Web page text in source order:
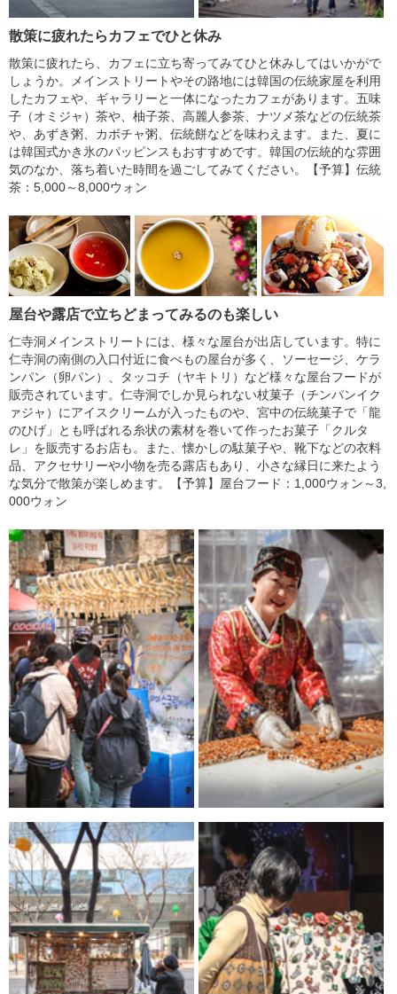
散策に疲れたらカフェでひと休み
散策に疲れたら、カフェに立ち寄ってみてひと休みしてはいかがで
しょうか。メインストリートやその路地には韓国の伝統家屋を利用
したカフェや、ギャラリーと一体になったカフェがあります。五味
子（オミジャ）茶や、柚子茶、高麗人参茶、ナツメ茶などの伝統茶
や、あずき粥、カボチャ粥、伝統餅などを味わえます。また、夏に
は韓国式かき氷のパッピンスもおすすめです。韓国の伝統的な雰囲
気のなか、落ち着いた時間を過ごしてみてください。【予算】伝統
茶：5,000～8,000ウォン
屋台や露店で立ちどまってみるのも楽しい
仁寺洞メインストリートには、様々な屋台が出店しています。特に
仁寺洞の南側の入口付近に食べもの屋台が多く、ソーセージ、ケラ
ンパン（卵パン）、タッコチ（ヤキトリ）など様々な屋台フードが
販売されています。仁寺洞でしか見られない杖菓子（チンパンイク
ァジャ）にアイスクリームが入ったものや、宮中の伝統菓子で「龍
のひげ」とも呼ばれる糸状の素材を巻いて作ったお菓子「クルタ
レ」を販売するお店も。また、懐かしの駄菓子や、靴下などの衣料
品、アクセサリーや小物を売る露店もあり、小さな縁日に来たよう
な気分で散策が楽しめます。【予算】屋台フード：1,000ウォン～3,
000ウォン